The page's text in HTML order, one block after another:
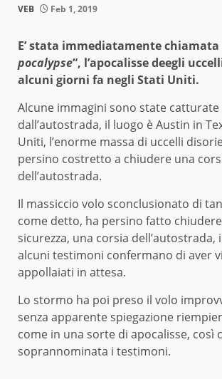
VEB Feb 1, 2019
E’ stata immediatamente chiamata
pocalypse“, l’apocalisse deegli
alcuni giorni fa negli Stati Uniti.
Alcune immagini sono state
dall’autostrada, il luogo è Austin in
Uniti, l’enorme massa di uccelli
persino costretto a chiudere una
dell’autostrada.
Il massiccio volo sconclusionato di
come detto, ha persino fatto
sicurezza, una corsia dell’autostrada,
alcuni testimoni confermano di aver
appollaiati in attesa.
Lo stormo ha poi preso il volo
senza apparente spiegazione
come in una sorte di apocalisse, così
soprannominata i testimoni.